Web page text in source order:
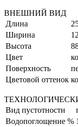
ВНЕШНИЙ ВИД
Длина
Ширина
Высота
Цвет
Поверхность
Цветовой оттенок
Вид пустотности
Водопоглощение %